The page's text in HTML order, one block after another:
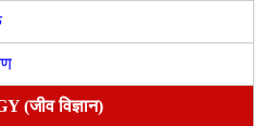
(जीव विज्ञान)